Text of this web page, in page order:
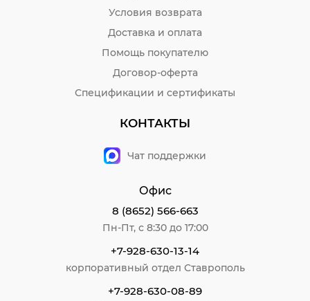
Условия возврата
Доставка и оплата
Помощь покупателю
Договор-оферта
Спецификации и сертификаты
КОНТАКТЫ
Чат поддержки
Офис
8 (8652) 566-663
Пн-Пт, с 8:30 до 17:00
+7-928-630-13-14
корпоративный отдел Ставрополь
+7-928-630-08-89